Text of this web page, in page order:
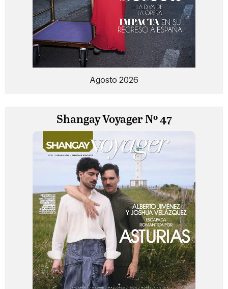
Agosto 2026
Shangay Voyager Nº 47